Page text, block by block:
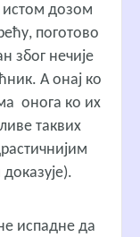
дозом
поготово
због нечије
А онај ко
онога ко их
таквих
испадне да